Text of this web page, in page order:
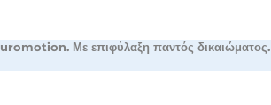
Με επιφύλαξη παντός δικαιώματος.